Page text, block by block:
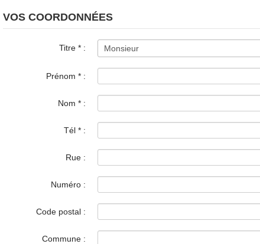
VOS COORDONNÉES
Titre * :
Prénom * :
Nom * :
Tél * :
Rue :
Numéro :
Code postal :
Commune :